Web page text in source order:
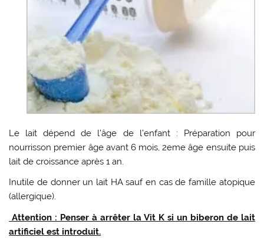
Le lait dépend de l’âge de l’enfant : Préparation pour
nourrisson premier âge avant 6 mois, 2eme âge ensuite puis
lait de croissance après 1 an.
Inutile de donner un lait HA sauf en cas de famille atopique
(allergique).
Attention : Penser à arrêter la Vit K si un biberon de lait
artificiel est introduit.